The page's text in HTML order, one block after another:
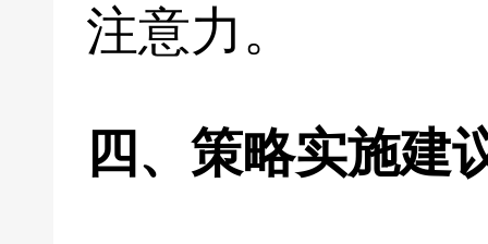
注意力。
四、策略实施建